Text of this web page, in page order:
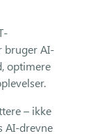
bruger AI-
optimere
– ikke
AI-drevne